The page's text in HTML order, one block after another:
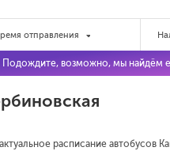
отправления
расписание автобусов
Подождите, возможно, мы найдём